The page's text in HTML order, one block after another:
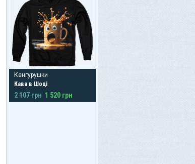
Кенгурушки
Кава в Шоці
2 107 грн 1 520 грн